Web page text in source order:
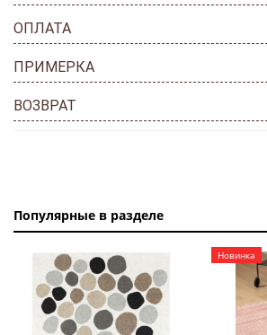
ОПЛАТА
ПРИМЕРКА
ВОЗВРАТ
Популярные в разделе
Новинка